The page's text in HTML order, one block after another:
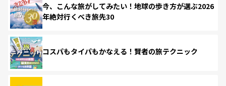
今、こんな旅がしてみたい！地球の歩き方が選ぶ2026
年絶対行くべき旅先30
コスパもタイパもかなえる！賢者の旅テクニック